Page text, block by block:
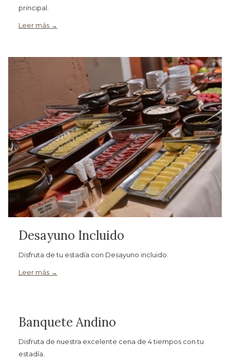
principal.
Leer más
Desayuno Incluido
Disfruta de tu estadía con Desayuno incluido.
Leer más
Banquete Andino
Disfruta de nuestra excelente cena de 4 tiempos con tu
estadía.